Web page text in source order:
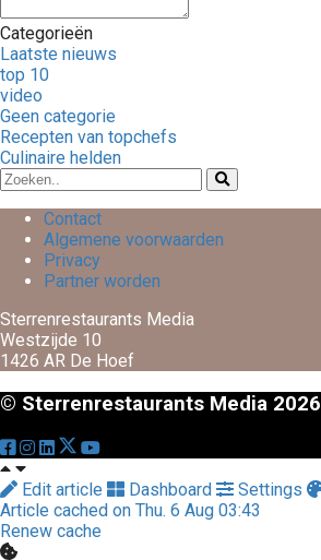
Categorieën
Laatste nieuws
top 10
video
Geen categorie
Recepten van topchefs
Culinaire helden
Contact
Algemene voorwaarden
Privacy
Partner worden
Sterrenrestaurants Media
Westzijde 10
1426 AR De Hoef
© Sterrenrestaurants Media 2026
Edit article Dashboard Settings
Article cached on Thu. 6 Aug 03:43
Renew cache